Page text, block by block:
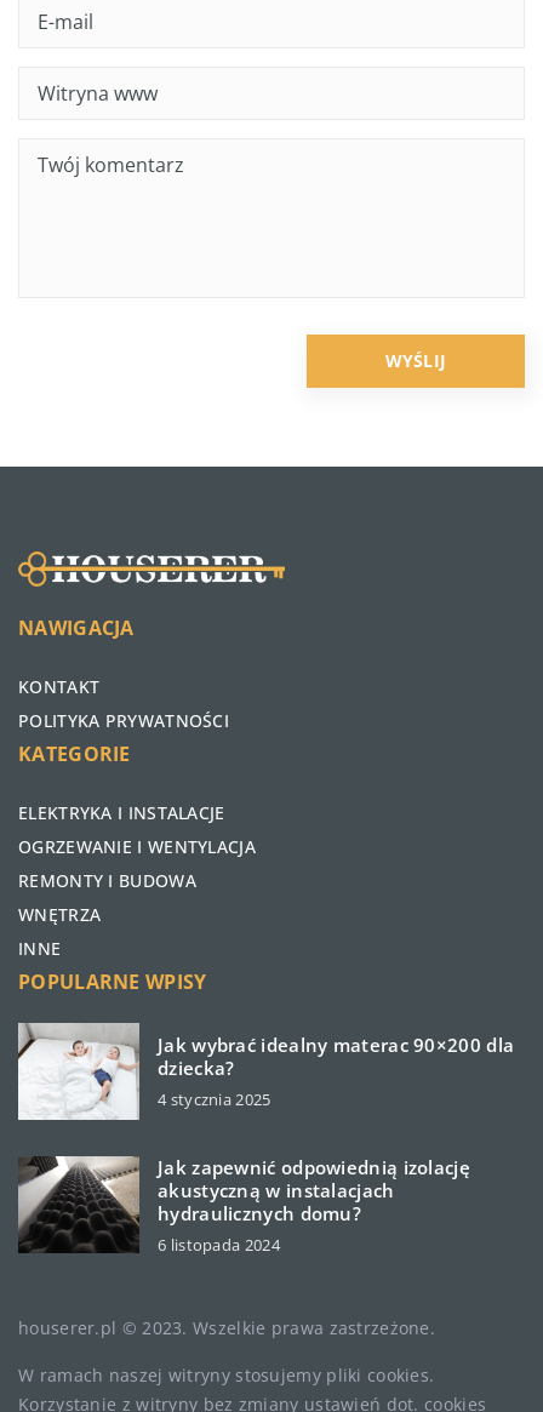
NAWIGACJA
KONTAKT
POLITYKA PRYWATNOŚCI
KATEGORIE
ELEKTRYKA I INSTALACJE
OGRZEWANIE I WENTYLACJA
REMONTY I BUDOWA
WNĘTRZA
INNE
POPULARNE WPISY
Jak wybrać idealny materac 90×200 dla
dziecka?
4 stycznia 2025
Jak zapewnić odpowiednią izolację
akustyczną w instalacjach
hydraulicznych domu?
6 listopada 2024
houserer.pl © 2023. Wszelkie prawa zastrzeżone.
W ramach naszej witryny stosujemy pliki cookies.
Korzystanie z witryny bez zmiany ustawień dot. cookies